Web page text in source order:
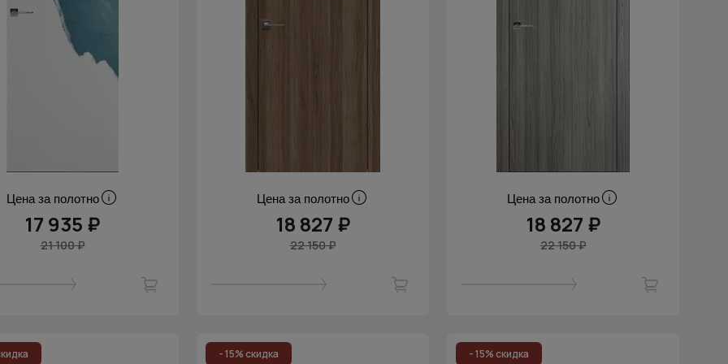
Цена за полотно
17 935 ₽
21 100 ₽
Цена за полотно
18 827 ₽
22 150 ₽
Цена за полотно
18 827 ₽
22 150 ₽
- 15% скидка - 15% скидка